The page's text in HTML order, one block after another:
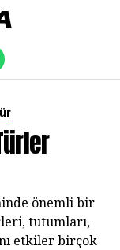
önemli bir
tutumları,
etkiler birçok